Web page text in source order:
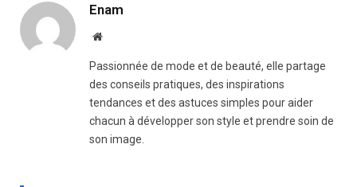
Enam
Website
Passionnée de mode et de beauté, elle partage
des conseils pratiques, des inspirations
tendances et des astuces simples pour aider
chacun à développer son style et prendre soin de
son image.